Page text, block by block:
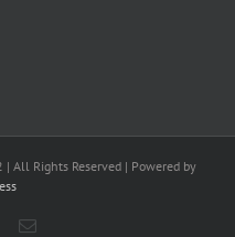
All Rights Reserved | Powered by
Rss
E-